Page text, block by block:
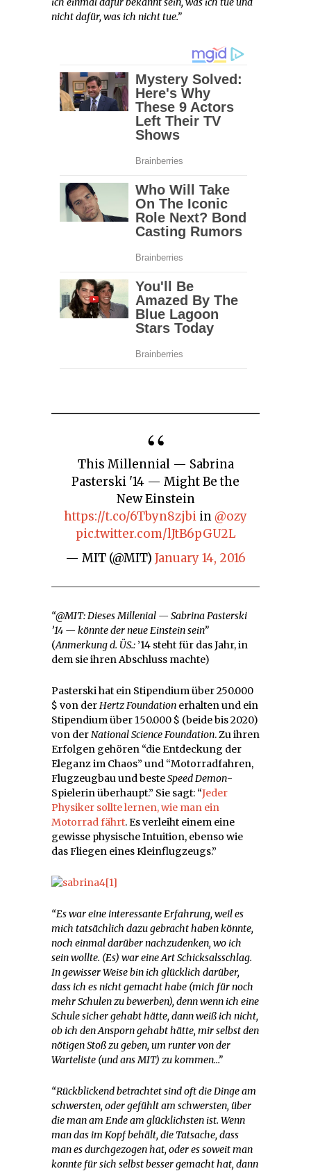
nicht dafür, was ich nicht tue.”
This Millennial — Sabrina
Pasterski '14 — Might Be the
New Einstein
https://t.co/6Tbyn8zjbi in@ozy
pic.twitter.com/lJtB6pGU2L
— MIT (@MIT) January 14, 2016
“@MIT: Dieses Millenial — Sabrina Pasterski
’14 — könnte der neue Einstein sein”
(Anmerkung d. ÜS.: ’14 steht für das Jahr, in
dem sie ihren Abschluss machte)
Pasterski hat ein Stipendium über 250.000
$ von derHertz Foundation erhalten und ein
Stipendium über 150.000 $ (beide bis 2020)
von derNational Science Foundation. Zu ihren
Erfolgen gehören “die Entdeckung der
Eleganz im Chaos” und “Motorradfahren,
Flugzeugbau und besteSpeed Demon-
Spielerin überhaupt.” Sie sagt: “Jeder
Physiker sollte lernen, wie man ein
Motorrad fährt. Es verleiht einem eine
gewisse physische Intuition, ebenso wie
das Fliegen eines Kleinflugzeugs.”
“Es war eine interessante Erfahrung, weil es
mich tatsächlich dazu gebracht haben könnte,
noch einmal darüber nachzudenken, wo ich
sein wollte. (Es) war eine Art Schicksalsschlag.
In gewisser Weise bin ich glücklich darüber,
dass ich es nicht gemacht habe (mich für noch
mehr Schulen zu bewerben), denn wenn ich eine
Schule sicher gehabt hätte, dann weiß ich nicht,
ob ich den Ansporn gehabt hätte, mir selbst den
nötigen Stoß zu geben, um runter von der
Warteliste (und ans MIT) zu kommen…”
“Rückblickend betrachtet sind oft die Dinge am
schwersten, oder gefühlt am schwersten, über
die man am Ende am glücklichsten ist. Wenn
man das im Kopf behält, die Tatsache, dass
man es durchgezogen hat, oder es soweit man
konnte für sich selbst besser gemacht hat, dann